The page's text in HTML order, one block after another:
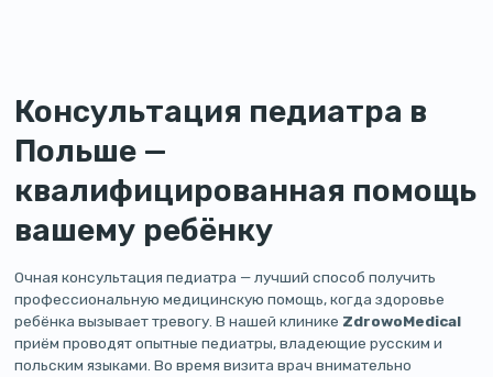
Консультация педиатра в
Польше —
квалифицированная помощь
вашему ребёнку
Очная консультация педиатра — лучший способ получить
профессиональную медицинскую помощь, когда здоровье
ребёнка вызывает тревогу. В нашей клинике ZdrowoMedical
приём проводят опытные педиатры, владеющие русским и
польским языками. Во время визита врач внимательно